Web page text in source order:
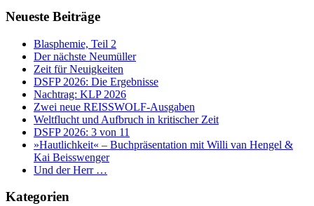
Neueste Beiträge
Blasphemie, Teil 2
Der nächste Neumüller
Zeit für Neuigkeiten
DSFP 2026: Die Ergebnisse
Nachtrag: KLP 2026
Zwei neue REISSWOLF-Ausgaben
Weltflucht und Aufbruch in kritischer Zeit
DSFP 2026: 3 von 11
»Hautlichkeit« – Buchpräsentation mit Willi van Hengel &
Kai Beisswenger
Und der Herr …
Kategorien